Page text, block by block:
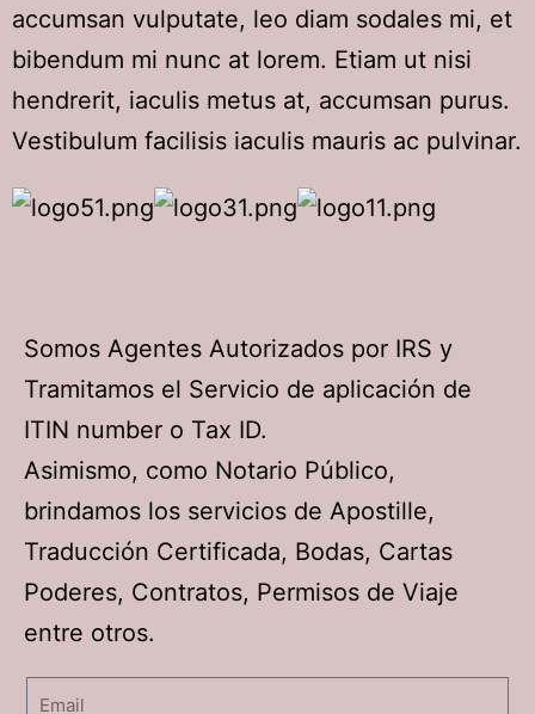
accumsan vulputate, leo diam sodales mi, et
bibendum mi nunc at lorem. Etiam ut nisi
hendrerit, iaculis metus at, accumsan purus.
Vestibulum facilisis iaculis mauris ac pulvinar.
Somos Agentes Autorizados por IRS y
Tramitamos el Servicio de aplicación de
ITIN number o Tax ID.
Asimismo, como Notario Público,
brindamos los servicios de Apostille,
Traducción Certificada, Bodas, Cartas
Poderes, Contratos, Permisos de Viaje
entre otros.